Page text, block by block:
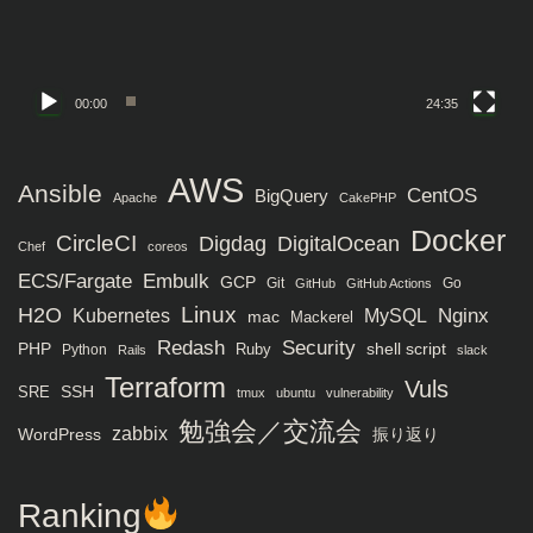
00:00 24:35
Ansible Apache AWS BigQuery CakePHP CentOS
Chef CircleCI coreos Digdag DigitalOcean Docker
ECS/Fargate Embulk GCP Git GitHub GitHub Actions Go
H2O Kubernetes Linux mac Mackerel MySQL Nginx
PHP Python Rails Redash Ruby Security shell script slack
SRE SSH Terraform tmux ubuntu vulnerability Vuls
WordPress zabbix 勉強会／交流会 振り返り
Ranking